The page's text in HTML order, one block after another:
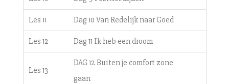
Les 11 Dag 10 Van Redelijk naar Goed
Les 12 Dag 11 Ik heb een droom
Les 13
DAG 12 Buiten je comfort zone
gaan